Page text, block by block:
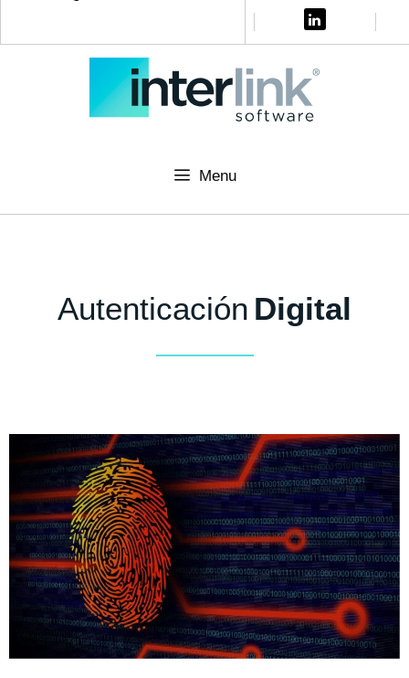
Menu
Autenticación Digital